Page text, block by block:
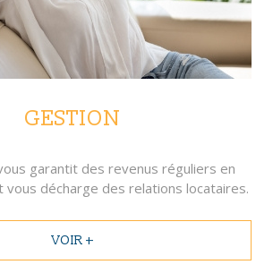
GESTION
garantit des revenus réguliers en
décharge des relations locataires.
VOIR +